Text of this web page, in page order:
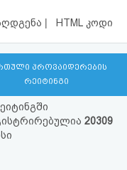
| HTML კოდი
პროვაიდერების
რეიტინგი
20309